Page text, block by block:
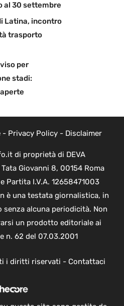
al 30 settembre
Latina, incontro
trasporto
per
stadi:
- Privacy Policy- Disclaimer
di proprietà di DEVA
Tata Giovanni 8, 00154 Roma
Partita I.V.A. 12658471003
è una testata giornalistica, in
alcuna periodicità. Non
un prodotto editoriale ai
n. 62 del 07.03.2001
i diritti riservati - Contattaci